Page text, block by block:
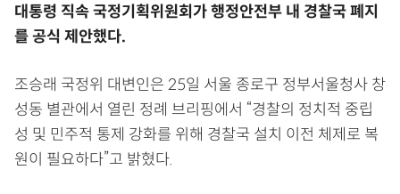
대통령 직속 국정기획위원회가 행정안전부 내 경찰국 폐지
를 공식 제안했다.
조승래 국정위 대변인은 25일 서울 종로구 정부서울청사 창
성동 별관에서 열린 정례 브리핑에서 “경찰의 정치적 중립
성 및 민주적 통제 강화를 위해 경찰국 설치 이전 체제로 복
원이 필요하다”고 밝혔다.